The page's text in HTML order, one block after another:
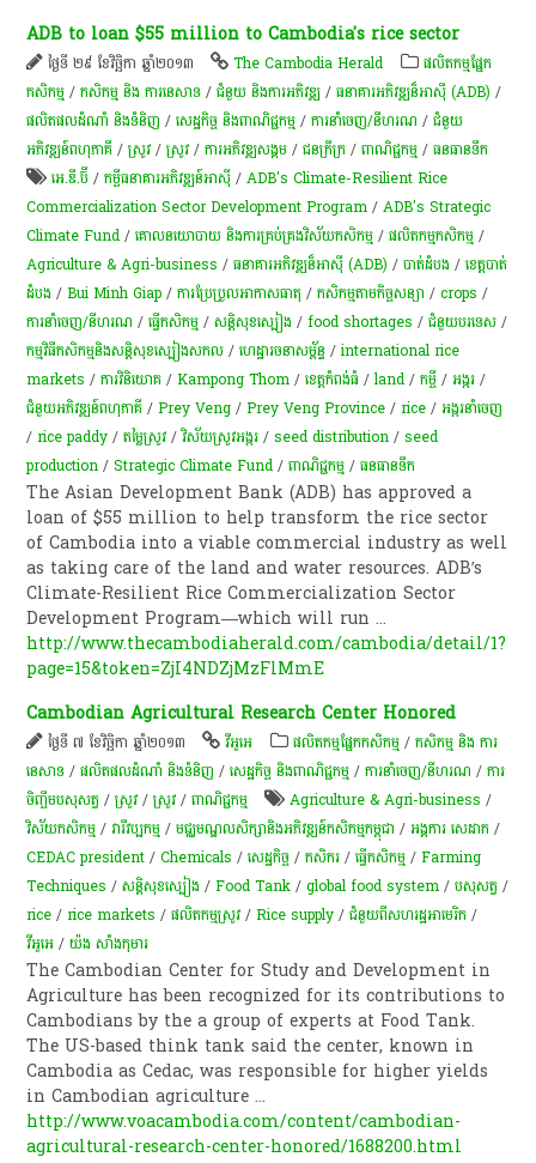
ADB to loan $55 million to Cambodia's rice sector
ថ្ងៃទី ២៩ ខែវិច្ឆិកា ឆ្នាំ២០១៣ The Cambodia Herald
​ផលិតកម្ម​ផ្នែក​
កសិកម្ម​ /កសិកម្ម​ និង​ ការ​នេ​សាទ​ /ជំនួយ និងការអភិវឌ្ឍ /ធនាគារអភិវឌ្ឍន៏អាស៊ី (ADB) /
ផលិតផលដំណាំ និងទំនិញ /សេដ្ឋកិច្ច និងពាណិជ្ជកម្ម /ការនាំចេញ/នីហរណ /ជំនួយ
អភិវឌ្ឍន៍ពហុភាគី /​ស្រូវ​ /​ស្រូវ​ /ការ​អភិវឌ្ឍ​សង្គម /ជនក្រីក្រ /ពាណិជ្ជកម្ម /​ធនធាន​ទឹក​
អេ.ឌី.ប៊ី /កម្ចី​ធនាគារអភិវឌ្ឍន៍អាស៊ី​ /ADB's Climate-Resilient Rice
Commercialization Sector Development Program /ADB's Strategic
Climate Fund /គោលនយោបាយ និងការគ្រប់គ្រងវិស័យកសិកម្ម /ផលិតកម្ម​កសិកម្ម​ /
Agriculture & Agri-business /ធនាគារអភិវឌ្ឍន៏អាស៊ី (ADB) /បាត់ដំបង /ខេត្តបាត់
ដំបង /Bui Minh Giap /ការប្រែប្រួលអាកាសធាតុ /កសិកម្មតាមកិច្ចសន្យា /crops /
ការនាំចេញ/នីហរណ /ធ្វើកសិកម្ម /សន្តិសុខ​ស្បៀង /food shortages /​ជំ​នួយបរទេស /
កម្មវិធីកសិកម្មនិងសន្ដិសុខស្បៀងសកល /ហេដ្ឋារចនាសម្ព័ន្ធ /international rice
markets /ការវិនិយោគ /Kampong Thom /ខេត្តកំពង់ធំ /land /កម្ចី​ /​អង្ករ /
ជំនួយអភិវឌ្ឍន៍ពហុភាគី /Prey Veng /Prey Veng Province /rice /​អង្ករ​នាំចេញ​​
/rice paddy /តម្លៃ​ស្រូវ /វិស័យស្រូវអង្ករ /seed distribution /seed
production /Strategic Climate Fund /ពាណិជ្ជកម្ម /​ធនធាន​ទឹក​
The Asian Development Bank (ADB) has approved a
loan of $55 million to help transform the rice sector
of Cambodia into a viable commercial industry as well
as taking care of the land and water resources. ADB’s
Climate-Resilient Rice Commercialization Sector
Development Program―which will run...
http://www.thecambodiaherald.com/cambodia/detail/1?
page=15&token=ZjI4NDZjMzFlMmE
Cambodian Agricultural Research Center Honored
ថ្ងៃទី ៧ ខែវិច្ឆិកា ឆ្នាំ២០១៣ វីអូអេ ​ផលិតកម្ម​ផ្នែក​កសិកម្ម​ /កសិកម្ម​ និង​ ការ​
នេ​សាទ​ /ផលិតផលដំណាំ និងទំនិញ /សេដ្ឋកិច្ច និងពាណិជ្ជកម្ម /ការនាំចេញ/នីហរណ /​ការ
ចិញ្ចឹម​បសុសត្វ​ /​ស្រូវ​ /​ស្រូវ​ /ពាណិជ្ជកម្ម Agriculture & Agri-business /
វិស័យកសិកម្ម /វារីវប្បកម្ម /មជ្ឈមណ្ឌលសិក្សានិងអភិវឌ្ឍន៍កសិកម្មកម្ពុជា /អង្គការ សេដាក/
CEDAC president /Chemicals /សេដ្ឋកិច្ច /កសិករ /ធ្វើកសិកម្ម /Farming
Techniques /សន្តិសុខ​ស្បៀង /Food Tank /global food system /បសុសត្វ /
rice /rice markets /ផលិតកម្មស្រូវ /Rice supply /ជំនួយពីសហរដ្ឋអាមេរិក /
វីអូអេ /យ៉ង សាំង​កុមារ
The Cambodian Center for Study and Development in
Agriculture has been recognized for its contributions to
Cambodians by the a group of experts at Food Tank.
The US-based think tank said the center, known in
Cambodia as Cedac, was responsible for higher yields
in Cambodian agriculture...
http://www.voacambodia.com/content/cambodian-
agricultural-research-center-honored/1688200.html